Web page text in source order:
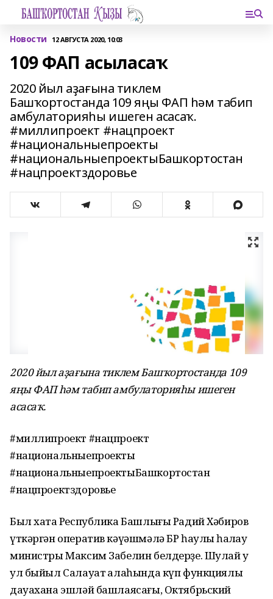
Новости 12 АВГУСТА 2020, 10:03
109 ФАП асыласаҡ
2020 йыл аҙағына тиклем
Башҡортостанда 109 яңы ФАП һәм табип
амбулаторияһы ишеген асасаҡ.
#миллипроект #нацпроект
#национальныепроекты
#национальныепроектыБашкортостан
#нацпроектздоровье
2020 йыл аҙағына тиклем Башҡортостанда 109
яңы ФАП һәм табип амбулаторияһы ишеген
асасаҡ.
#миллипроект #нацпроект
#национальныепроекты
#национальныепроектыБашкортостан
#нацпроектздоровье
Был хаҡта Республика Башлығы Радий Хәбиров
үткәргән оператив кәүәшмәлә БР һаулыҡ һаҡлау
министры Максим Забелин белдерҙе. Шулай уҡ
ул быйыл Салауат ҡалаһында күп функциялы
дауахана эшләй башлаясағы, Октябрьский